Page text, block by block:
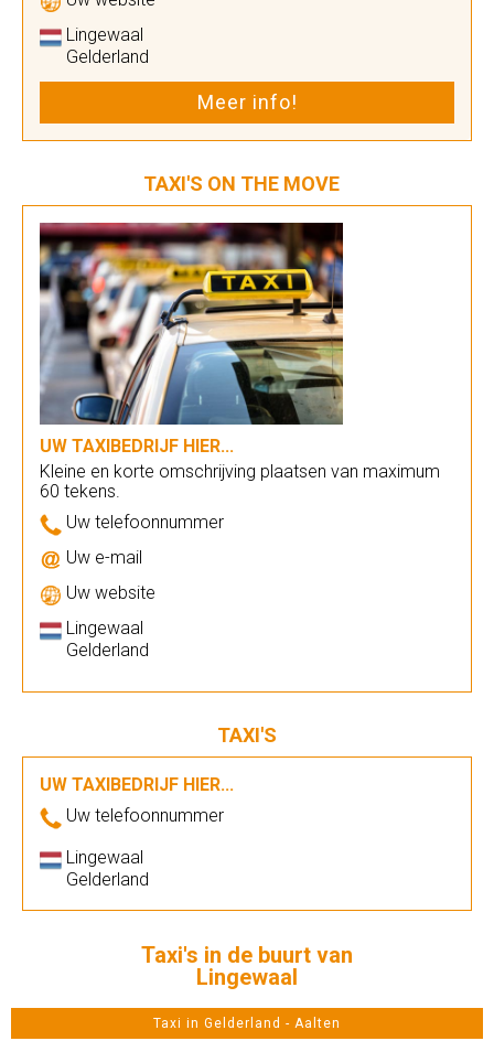
Lingewaal
Gelderland
Meer info!
TAXI'S ON THE MOVE
UW TAXIBEDRIJF HIER...
Kleine en korte omschrijving plaatsen van maximum
60 tekens.
Uw telefoonnummer
Uw e-mail
Uw website
Lingewaal
Gelderland
TAXI'S
UW TAXIBEDRIJF HIER...
Uw telefoonnummer
Lingewaal
Gelderland
Taxi's in de buurt van
Lingewaal
Taxi in Gelderland - Aalten